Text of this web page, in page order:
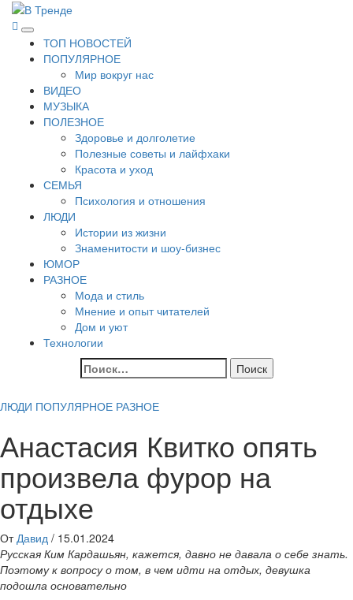
Перейти
содержимому
В Тренде
Самые свежие новости интернета
Основное
меню
ТОП НОВОСТЕЙ
ПОПУЛЯРНОЕ
Мир вокруг нас
ВИДЕО
МУЗЫКА
ПОЛЕЗНОЕ
Здоровье и долголетие
Полезные советы и лайфхаки
Красота и уход
СЕМЬЯ
Психология и отношения
ЛЮДИ
Истории из жизни
Знаменитости и шоу-бизнес
ЮМОР
РАЗНОЕ
Мода и стиль
Мнение и опыт читателей
Дом и уют
Технологии
Найти:
ЛЮДИ ПОПУЛЯРНОЕ РАЗНОЕ
Анастасия Квитко опять
произвела фурор на
отдыхе
От Давид / 15.01.2024
Русская Ким Кардашьян, кажется, давно не давала о себе знать.
Поэтому к вопросу о том, в чем идти на отдых, девушка
подошла основательно